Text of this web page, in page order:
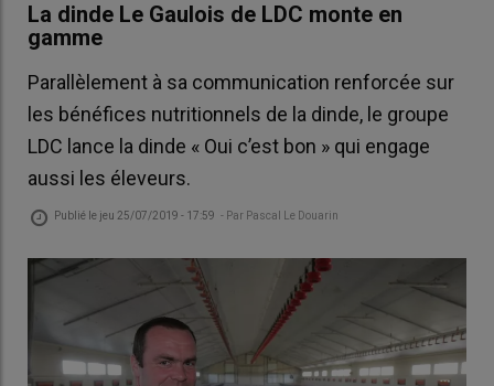
La dinde Le Gaulois de LDC monte en
gamme
Parallèlement à sa communication renforcée sur
les bénéfices nutritionnels de la dinde, le groupe
LDC lance la dinde « Oui c’est bon » qui engage
aussi les éleveurs.
Publié le jeu 25/07/2019 - 17:59 - Par Pascal Le Douarin